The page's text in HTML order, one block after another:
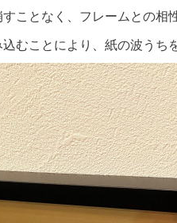
ことなく、フレームとの相
むことにより、紙の波うち